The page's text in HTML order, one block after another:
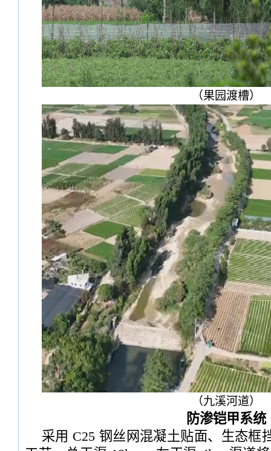
（果园渡槽）
（九溪河道）
防渗铠甲系统
采用 C25 钢丝网混凝土贴面、生态框